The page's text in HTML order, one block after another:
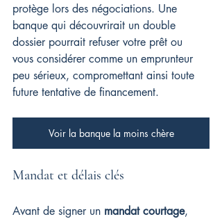
protège lors des négociations. Une
banque qui découvrirait un double
dossier pourrait refuser votre prêt ou
vous considérer comme un emprunteur
peu sérieux, compromettant ainsi toute
future tentative de financement.
Voir la banque la moins chère
Mandat et délais clés
Avant de signer un mandat courtage,